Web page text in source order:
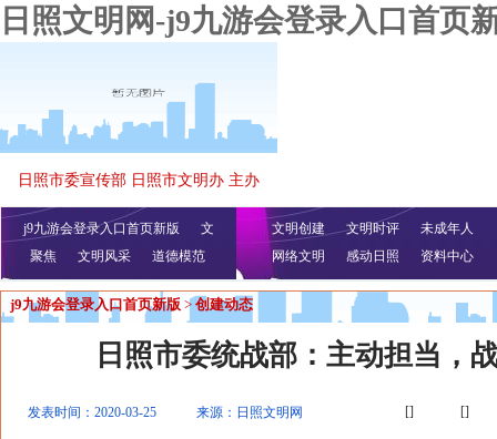
日照文明网-j9九游会登录入口首页
日照市委宣传部 日照市文明办 主办
j9九游会登录入口首页新版
文
明播报
公益视频
聚焦 文明风采 道德模范
文明创建 文明时评
未成年人
网络文明
感动日照 资料中心
j9九游会登录入口首页新版 > 创建动态
日照市委统战部：主动担当，
发表时间：2020-03-25 来源：日照文明网 [] []